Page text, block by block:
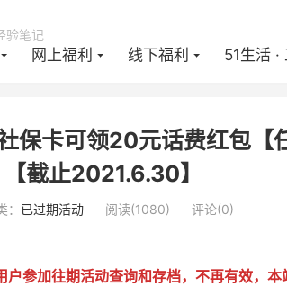
验笔记
网上福利 线下福利 51生活 ·
文
保卡可领20元话费红包【
截止2021.6.30】
： 已过期活动 阅读(1080) 评论(0)
参加往期活动查询和存档，不再有效，本